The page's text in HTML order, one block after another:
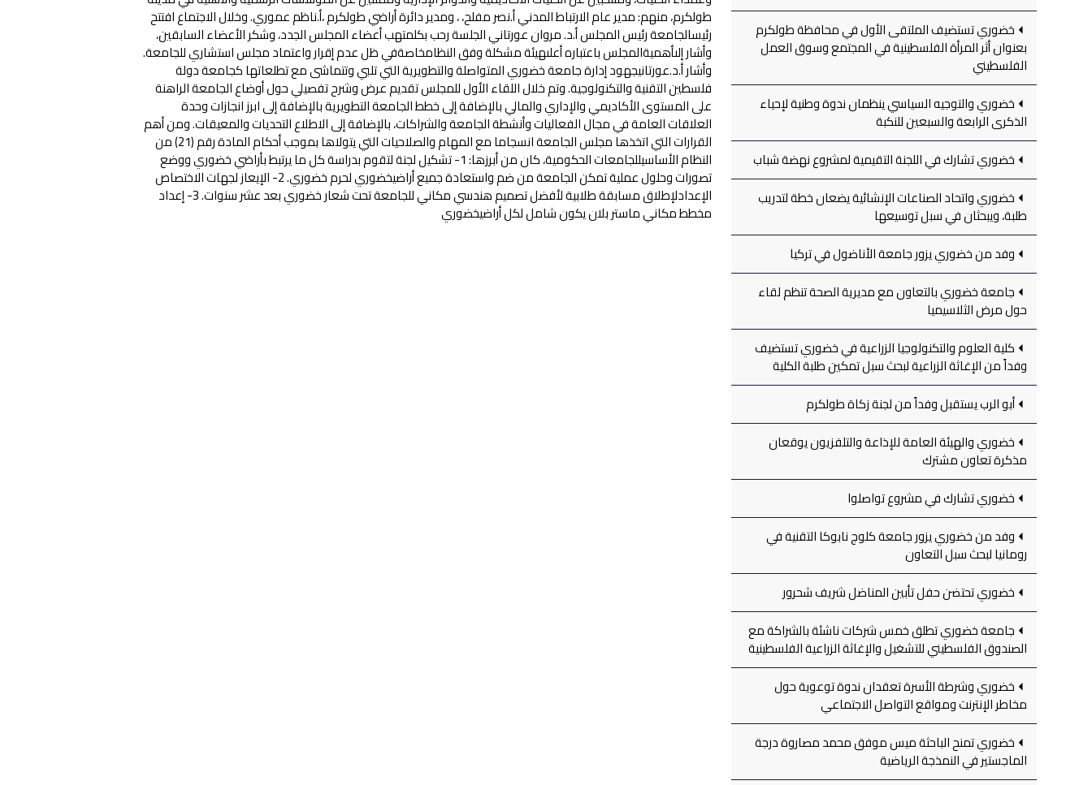
خضوري تستضيف الملتقى الأول في محافظة طولكرم
بعنوان أثر المرأة الفلسطينية في المجتمع وسوق العمل
الفلسطيني
خضوري والتوجيه السياسي ينظمان ندوة وطنية لإحياء
الذكرى الرابعة والسبعين للنكبة
خضوري تشارك في اللجنة التقيمية لمشروع نهضة شباب
خضوري واتحاد الصناعات الإنشائية يضعان خطة لتدريب
طلبة، ويبحثان في سبل توسيعها
وفد من خضوري يزور جامعة الأناضول في تركيا
جامعة خضوري بالتعاون مع مديرية الصحة تنظم لقاء
حول مرض الثلاسيميا
كلية العلوم والتكنولوجيا الزراعية في خضوري تستضيف
وفداً من الإغاثة الزراعية لبحث سبل تمكين طلبة الكلية
أبو الرب يستقبل وفداً من لجنة زكاة طولكرم
خضوري والهيئة العامة للإذاعة والتلفزيون يوقعان
مذكرة تعاون مشترك
خضوري تشارك في مشروع تواصلوا
وفد من خضوري يزور جامعة كلوج نابوكا التقنية في
رومانيا لبحث سبل التعاون
خضوري تحتضن حفل تأبين المناضل شريف شحرور
جامعة خضوري تطلق خمس شركات ناشئة بالشراكة مع
الصندوق الفلسطيني للتشغيل والإغاثة الزراعية الفلسطينية
خضوري وشرطة الأسرة تعقدان ندوة توعوية حول
مخاطر الإنترنت ومواقع التواصل الاجتماعي
خضوري تمنح الباحثة ميس موفق محمد مصاروة درجة
الماجستير في النمذجة الرياضية
طولكرم، منهم: مدير عام الارتباط المدني أ.نصر مفلح، ، ومدير دائرة أراضي طولكرم ،أ.ناظم عموري. وخلال الاجتماع افتتح
رئيسالجامعة رئيس المجلس أ.د. مروان عورتاني الجلسة رحب بكلمتهب أعضاء المجلس الجدد، وشكر الأعضاء السابقين،
وأشار إلىأهميةالمجلس باعتباره أعلىهيئة مشكلة وفق النظامخاصةفي ظل عدم إقرار واعتماد مجلس استشاري للجامعة.
وأشار أ.د.عورتانيجهود إدارة جامعة خضوري المتواصلة والتطويرية التي تلبي وتتماشى مع تطلعاتها كجامعة دولة
فلسطين التقنية والتكنولوجية. وتم خلال اللقاء الأول للمجلس تقديم عرض وشرح تفصيلي حول أوضاع الجامعة الراهنة
على المستوى الأكاديمي والإداري والمالي بالإضافة إلى خطط الجامعة التطويرية بالإضافة إلى ابرز انجازات وحدة
العلاقات العامة في مجال الفعاليات وأنشطة الجامعة والشراكات، بالإضافة إلى الاطلاع التحديات والمعيقات. ومن أهم
القرارات التي اتخذها مجلس الجامعة انسجاما مع المهام والصلاحيات التي يتولاها بموجب أحكام المادة رقم (21) من
النظام الأساسيللجامعات الحكومية، كان من أبرزها: 1- تشكيل لجنة لتقوم بدراسة كل ما يرتبط بأراضي خضوري ووضع
تصورات وحلول عملية تمكن الجامعة من ضم واستعادة جميع أراضيخضوري لحرم خضوري. 2- الإيعاز لجهات الاختصاص
الإعدادلإطلاق مسابقة طلابية لأفضل تصميم هندسي مكاني للجامعة تحت شعار خضوري بعد عشر سنوات. 3- إعداد
مخطط مكاني ماستر بلان يكون شامل لكل أراضيخضوري